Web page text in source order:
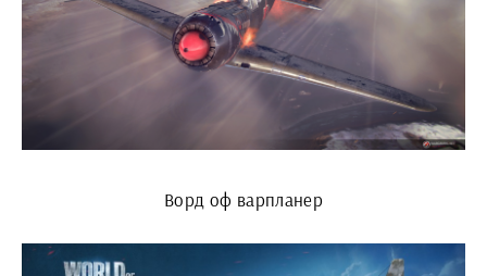
Ворд оф варпланер